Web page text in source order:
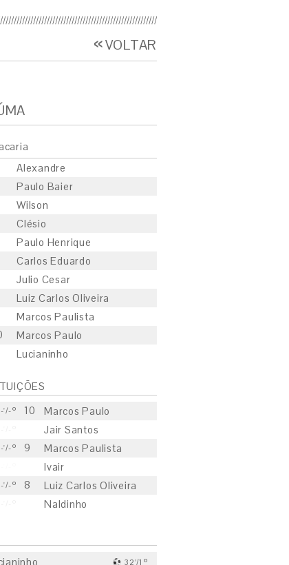
VOLTAR
Alexandre
Paulo Baier
Wilson
Clésio
Paulo Henrique
Carlos Eduardo
Julio Cesar
Luiz Carlos Oliveira
Marcos Paulista
Marcos Paulo
Lucianinho
'/-º 10
Marcos Paulo
Jair Santos
'/-º 9
Marcos Paulista
Ivair
'/-º 8
Luiz Carlos Oliveira
Naldinho
32'/1º